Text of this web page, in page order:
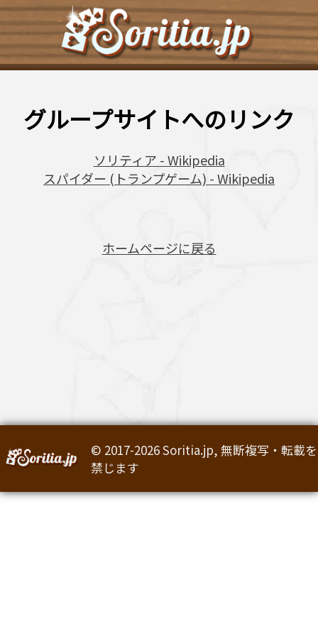
グループサイトへのリンク
ソリティア - Wikipedia
スパイダー (トランプゲーム) - Wikipedia
ホームページに戻る
© 2017-2026 Soritia.jp, 無断複写・転載を
禁じます